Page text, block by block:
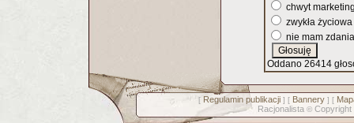
chwyt
zwykła
nie mam zdania
Oddano 26414
[ Regulamin publikacji] [ Bannery] [
Racjonalista © Copyright